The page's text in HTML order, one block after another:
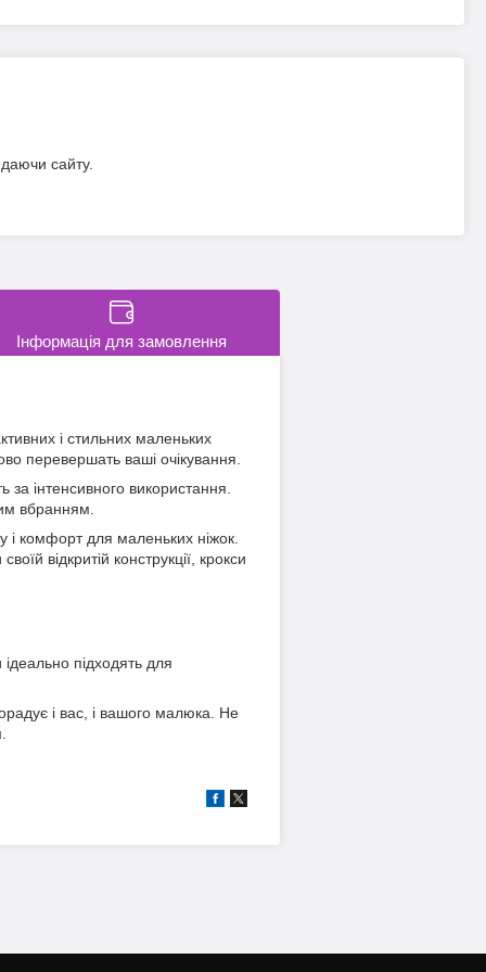
сайту.
Інформація для замовлення
і стильних маленьких
перевершать ваші очікування.
за інтенсивного використання.
вбранням.
і комфорт для маленьких ніжок.
відкритій конструкції, крокси
підходять для
і вас, і вашого малюка. Не